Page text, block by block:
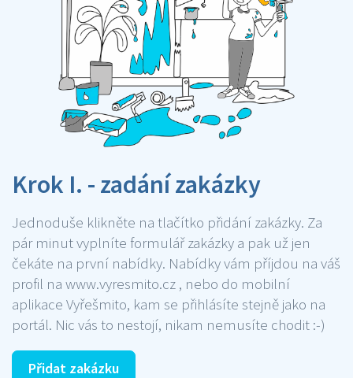
Krok I. - zadání zakázky
Jednoduše klikněte na tlačítko přidání zakázky. Za
pár minut vyplníte formulář zakázky a pak už jen
čekáte na první nabídky. Nabídky vám příjdou na váš
profil na www.vyresmito.cz , nebo do mobilní
aplikace Vyřešmito, kam se přihlásíte stejně jako na
portál. Nic vás to nestojí, nikam nemusíte chodit :-)
Přidat zakázku